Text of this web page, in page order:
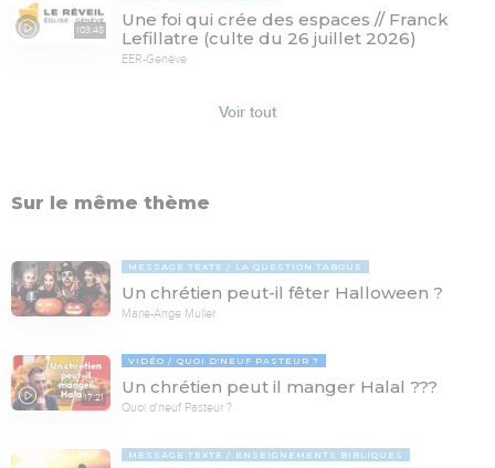
103:48
Une foi qui crée des espaces // Franck
Lefillatre (culte du 26 juillet 2026)
EER-Genève
Voir tout
Sur le même thème
MESSAGE TEXTE LA QUESTION TABOUE
Un chrétien peut-il fêter Halloween ?
Marie-Ange Muller
17:21
VIDÉO QUOI D'NEUF PASTEUR ?
Un chrétien peut il manger Halal ???
Quoi d'neuf Pasteur ?
MESSAGE TEXTE ENSEIGNEMENTS BIBLIQUES